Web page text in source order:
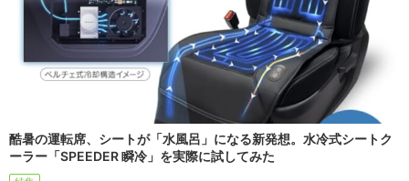
酷暑の運転席、シートが「水風呂」になる新発想。水冷式シートク
ーラー「SPEEDER 瞬冷」を実際に試してみた